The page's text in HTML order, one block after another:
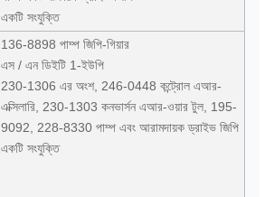
একটি সংযুক্তি
136-8898 পাম্প জিপি-গিয়ার
এস / এন ডিইটি 1-ইউপি
230-1306 এর অংশ, 246-0448 কন্ট্রোল এআর-
এক্সিলারি, 230-1303 কনভার্সন এআর-ওয়ার টুল, 195-
9092, 228-8330 পাম্প এবং আরামদায়ক ড্রাইভ জিপি
একটি সংযুক্তি